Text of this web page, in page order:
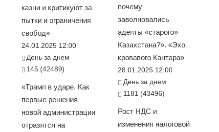
казни и критикуют за
пытки и ограничения
свобод»
24.01.2025 12:00
День за днем
145 (42489)
«Трамп в ударе. Как
первые решения
новой администрации
отразятся на
почему
заволновались
адепты «старого»
Казахстана?». «Эхо
кровавого Кантара»
28.01.2025 12:00
День за днем
1181 (43496)
Рост НДС и
изменения налоговой